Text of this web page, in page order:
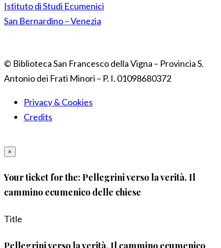
Istituto di Studi Ecumenici
San Bernardino – Venezia
© Biblioteca San Francesco della Vigna – Provincia S.
Antonio dei Frati Minori – P. I. 01098680372
Privacy & Cookies
Credits
×
Your ticket for the: Pellegrini verso la verità. Il
cammino ecumenico delle chiese
Title
Pellegrini verso la verità. Il cammino ecumenico